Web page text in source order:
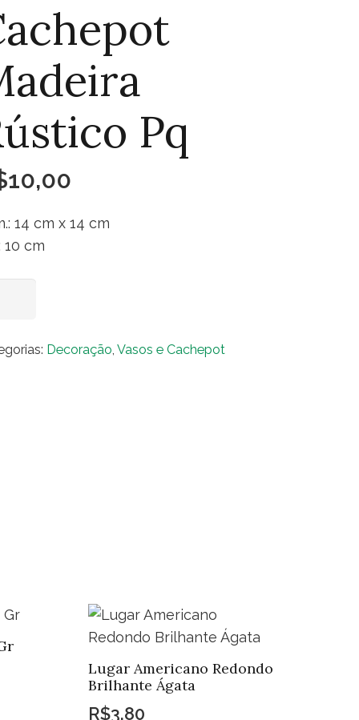
Pq
10,00
14 cm x 14 cm
10 cm
Decoração Vasos e Cachepot
Lugar Americano Redondo
Brilhante Ágata
R$3,80